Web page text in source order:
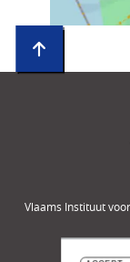
Vlaams Instituut